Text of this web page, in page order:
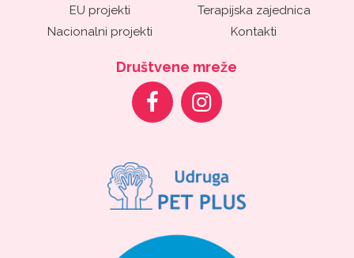
EU projekti
Nacionalni projekti
Terapijska zajednica
Kontakti
Društvene mreže